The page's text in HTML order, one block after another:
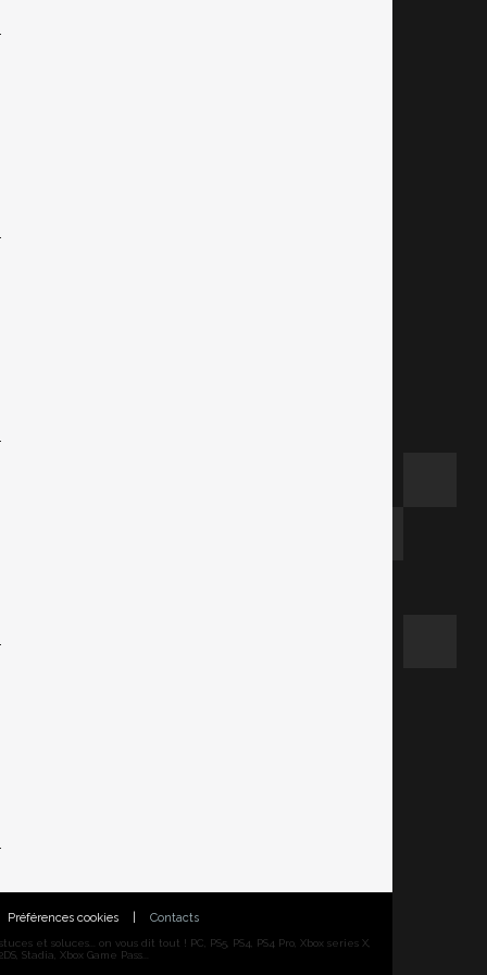
Préférences cookies Contacts
et soluces... on vous dit tout ! PC, PS5, PS4, PS4 Pro, Xbox series X,
Stadia, Xbox Game Pass...